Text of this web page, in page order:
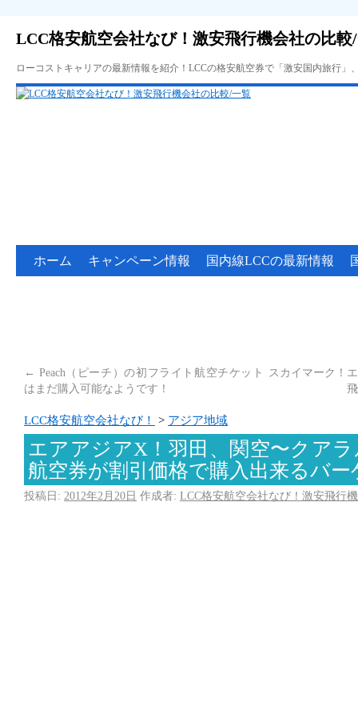
LCC格安航空会社なび！激安飛行機会社の比較
ローコストキャリアの最新情報を紹介！LCCの格安航空券で「激安国内旅行
ホーム キャンペーン情報 国内線LCCの最新情報
← Peach（ピーチ）の初フライト航空チケット
はまだ購入可能なようです！
スカイマーク！
LCC格安航空会社なび！ > アジア地域
エアアジアX！羽田、関空〜クア
航空券が割引価格で購入出来るバ
投稿日: 2012年2月20日 作成者: LCC格安航空会社なび！激安飛行